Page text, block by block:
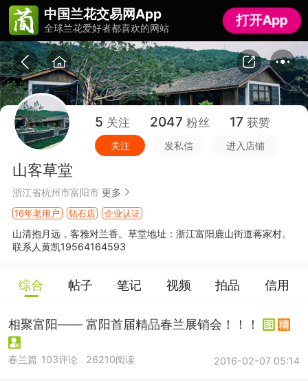
中国兰花交易网App
全球兰花爱好者都喜欢的网站 打开App
中国兰花交易网App
全球兰花爱好者都喜欢的网站 打开App
5 关注 2047 粉丝 17 获赞
关注 发私信 进入店铺
山客草堂
浙江省杭州市富阳市 更多
16年老用户 钻石店 企业认证
山清抱月远，客雅对兰香。草堂地址：浙江富阳鹿山街道蒋家村。
联系人黄凯19564164593
综合 帖子 笔记 视频 拍品 信用
相聚富阳—— 富阳首届精品春兰展销会！！！
春兰篇 2016-02-07 05:14
103评论 26210阅读